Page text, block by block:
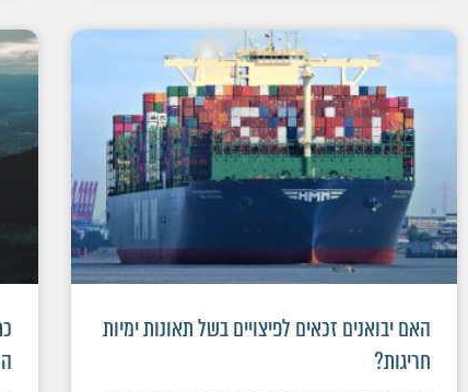
האם יבואנים זכאים לפיצויים בשל תאונות ימיות
חריגות?